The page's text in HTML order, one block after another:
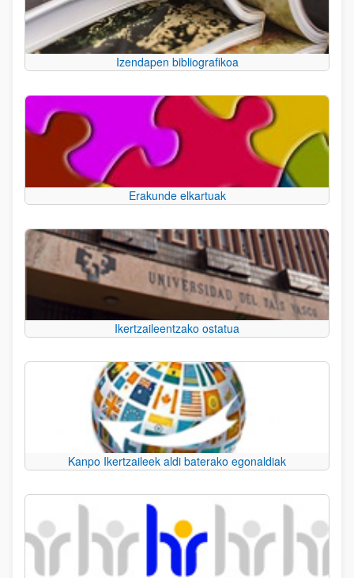
Izendapen bibliografikoa
Erakunde elkartuak
Ikertzaileentzako ostatua
Kanpo Ikertzaileek aldi baterako egonaldiak